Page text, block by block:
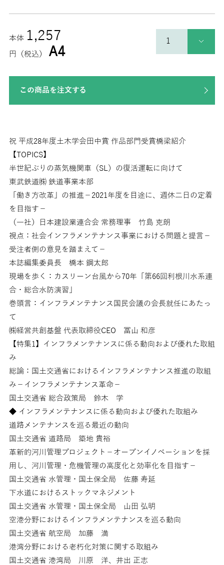
本体 1,257
円（税込） A4
この商品を注文する
祝 平成28年度土木学会田中賞 作品部門受賞橋梁紹介
【TOPICS】
半世紀ぶりの蒸気機関車（SL）の復活運転に向けて
東武鉄道㈱ 鉄道事業本部
「働き方改革」の推進－2021年度を目途に、週休二日の定着
を目指す－
（一社）日本建設業連合会 常務理事 竹島 克朗
視点：社会インフラメンテナンス事業における問題と提言－
受注者側の意見を踏まえて－
本誌編集委員長 橋本 鋼太郎
現場を歩く：カスリーン台風から70年「第66回利根川水系連
合・総合水防演習」
巻頭言：インフラメンテナンス国民会議の会長就任にあたっ
て
㈱経営共創基盤 代表取締役CEO 冨山 和彦
【特集1】インフラメンテナンスに係る動向および優れた取組
み
総論：国土交通省におけるインフラメンテナンス推進の取組
み－インフラメンテナンス革命－
国土交通省 総合政策局 鈴木 学
◆ インフラメンテナンスに係る動向および優れた取組み
道路メンテナンスを巡る最近の動向
国土交通省 道路局 築地 貴裕
革新的河川管理プロジェクト－オープンイノベーションを採
用し、河川管理・危機管理の高度化と効率化を目指す－
国土交通省 水管理・国土保全局 佐藤 寿延
下水道におけるストックマネジメント
国土交通省 水管理・国土保全局 山田 弘明
空港分野におけるインフラメンテナンスを巡る動向
国土交通省 航空局 加藤 満
港湾分野における老朽化対策に関する取組み
国土交通省 港湾局 川原 洋、井出 正志